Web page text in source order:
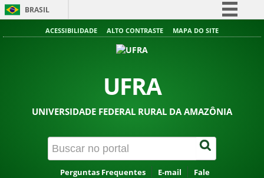
BRASIL
Simplifique!
Acesso à informação
ACESSIBILIDADE ALTO CONTRASTE MAPA DO SITE
UFRA
UNIVERSIDADE FEDERAL RURAL DA AMAZÔNIA
Perguntas Frequentes E-mail
Fale